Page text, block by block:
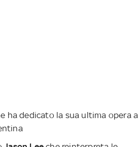
ha dedicato la sua ultima opera a